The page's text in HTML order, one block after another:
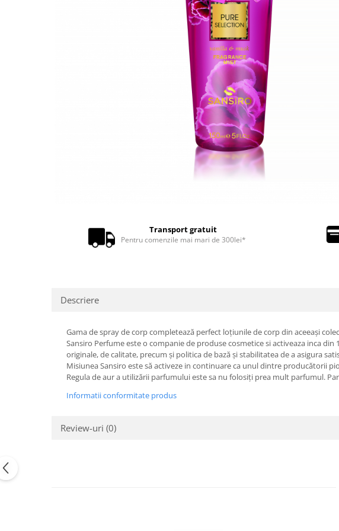
Transport gratuit
Pentru comenzile mai mari de 300lei*
Descriere
Gama de spray de corp completează perfect loțiunile de corp din aceeași
Sansiro Perfume este o companie de produse cosmetice si activeaza inca
originale, de calitate, precum și politica de bază și stabilitatea de a asigura
Misiunea Sansiro este să activeze in continuare ca unul dintre producătorii
Regula de aur a utilizării parfumului este sa nu folosiți prea mult parfumul.
Informatii conformitate produs
Review-uri (0)